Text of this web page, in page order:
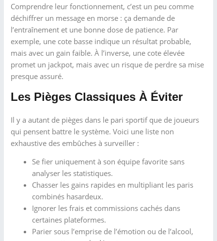
Comprendre leur fonctionnement, c’est un peu comme
déchiffrer un message en morse : ça demande de
l’entraînement et une bonne dose de patience. Par
exemple, une cote basse indique un résultat probable,
mais avec un gain faible. À l’inverse, une cote élevée
promet un jackpot, mais avec un risque de perdre sa mise
presque assuré.
Les Pièges Classiques À Éviter
Il y a autant de pièges dans le pari sportif que de joueurs
qui pensent battre le système. Voici une liste non
exhaustive des embûches à surveiller :
Se fier uniquement à son équipe favorite sans
analyser les statistiques.
Chasser les gains rapides en multipliant les paris
combinés hasardeux.
Ignorer les frais et commissions cachés dans
certaines plateformes.
Parier sous l’emprise de l’émotion ou de l’alcool,